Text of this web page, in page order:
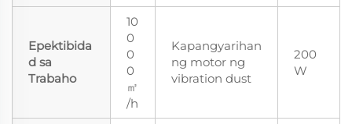
Epektibida
d sa
Trabaho
10
0
0
0
㎡
/h
Kapangyarihan
ng motor ng
vibration dust
200
W